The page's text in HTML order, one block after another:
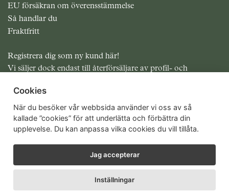
EU försäkran om överensstämmelse
Så handlar du
Fraktfritt
Registrera dig som ny kund här!
Vi säljer dock endast till återförsäljare av profil- och
Alla priser exklusive moms
Cookies
När du besöker vår webbsida använder vi oss av så
kallade ”cookies” för att underlätta och förbättra din
upplevelse. Du kan anpassa vilka cookies du vill tillåta.
Jag accepterar
Inställningar